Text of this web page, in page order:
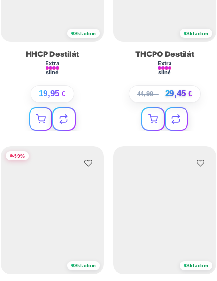
Skladom
HHCP Destilát
Extra
silné
19,95 €
Skladom
THCPO Destilát
Extra
silné
44,99€ 29,45 €
-59%
Skladom Skladom